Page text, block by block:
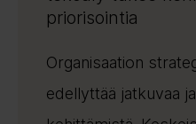
priorisointia
Organisaation
edellyttää jatkuvaa